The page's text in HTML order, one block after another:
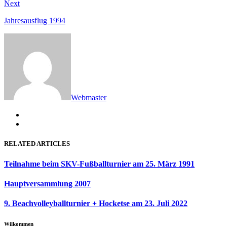
NextNext
Jahresausflug 1994
Webmaster
RELATED ARTICLES
Teilnahme beim SKV-Fußballturnier am 25. März 1991
Hauptversammlung 2007
9. Beachvolleyballturnier + Hocketse am 23. Juli 2022
Wilkommen